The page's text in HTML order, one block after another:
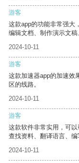
游客
这款app的功能非常强大
编辑文档、制作演示文稿
2024-10-11
游客
这款加速器app的加速效
区的线路。
2024-10-11
游客
这款软件非常实用，可
查找资料、翻译语言、编
2024-10-11